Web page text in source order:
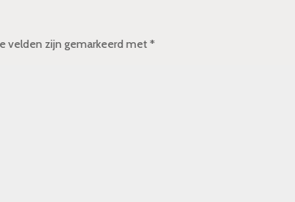
velden zijn gemarkeerd met*